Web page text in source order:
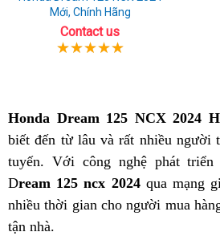
Mới, Chính Hãng
Contact us
Honda Dream 125 NCX 2024
biết đến từ lâu và rất nhiều người
tuyến. Với công nghệ phát
Dream 125 ncx 2024qua mạng
nhiều thời gian cho người mua
tận nhà.